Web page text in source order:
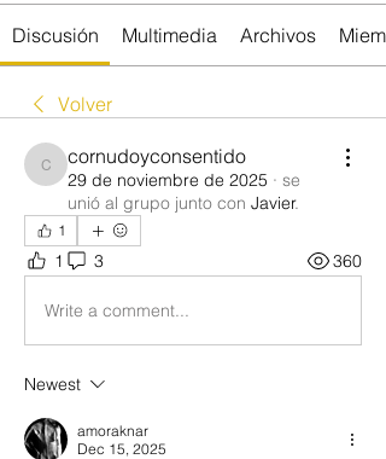
Discusión Multimedia Archivos
Volver
cornudoyconsentido
cornudoyconsentido
29 de noviembre de 2025 · se
unió al grupo junto con Javier.
1
1 3 360
Write a comment...
Newest
amoraknar
Dec 15, 2025